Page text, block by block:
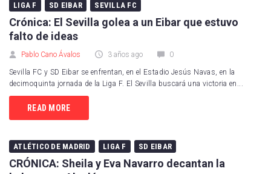
LIGA F SD EIBAR SEVILLA FC
Crónica: El Sevilla golea a un Eibar que estuvo
falto de ideas
Pablo Cano Ávalos 3 años ago 0
Sevilla FC y SD Eibar se enfrentan, en el Estadio Jesús Navas, en la
decimoquinta jornada de la Liga F. El Sevilla buscará una victoria en...
READ MORE
ATLÉTICO DE MADRID LIGA F SD EIBAR
CRÓNICA: Sheila y Eva Navarro decantan la